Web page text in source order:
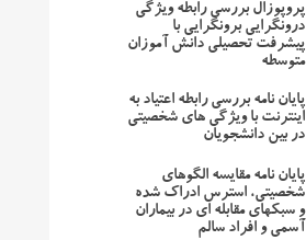
پروپوزال بررسی رابطه ویژگی
درونگرایی برونگرایی با
پیشرفت تحصیلی دانش آموزان
متوسطه
پایان نامه بررسی رابطه اعتیاد به
اینترنت با ویژگی های شخصیتی
در بین دانشجویان
پایان نامه مقایسه الگوهای
شخصیتی، استرس ادراک شده
و سبکهای مقابله ای در بیماران
آسمی و افراد سالم